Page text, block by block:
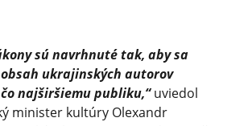
sú navrhnuté tak, aby sa
ukrajinských autorov
najširšiemu publiku,“uviedol
minister kultúry Olexandr